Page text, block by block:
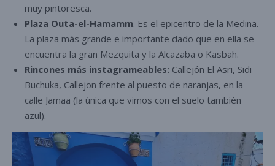
muy pintoresca.
Plaza Outa-el-Hamamm. Es el epicentro de la Medina.
La plaza más grande e importante dado que en ella se
encuentra la gran Mezquita y la Alcazaba o Kasbah.
Rincones más instagrameables: Callejón El Asri, Sidi
Buchuka, Callejon frente al puesto de naranjas, en la
calle Jamaa (la única que vimos con el suelo también
azul).